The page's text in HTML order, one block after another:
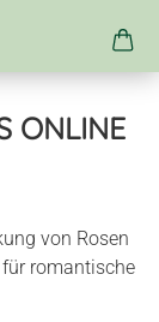
B
von Rosen
romantische